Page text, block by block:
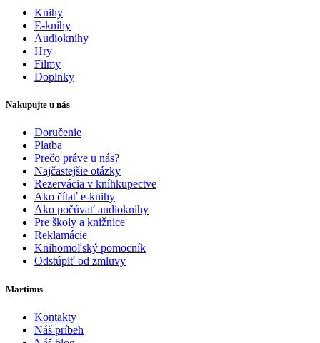
Knihy
E-knihy
Audioknihy
Hry
Filmy
Doplnky
Nakupujte u nás
Doručenie
Platba
Prečo práve u nás?
Najčastejšie otázky
Rezervácia v kníhkupectve
Ako čítať e-knihy
Ako počúvať audioknihy
Pre školy a knižnice
Reklamácie
Knihomoľský pomocník
Odstúpiť od zmluvy
Martinus
Kontakty
Náš príbeh